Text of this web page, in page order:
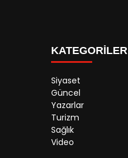
KATEGORİLER
Siyaset
Güncel
Yazarlar
Turizm
Sağlık
Video